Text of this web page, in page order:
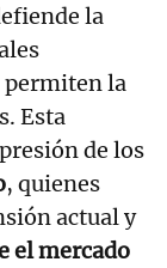
la
permiten la
Esta
de los
, quienes
actual y
el mercado